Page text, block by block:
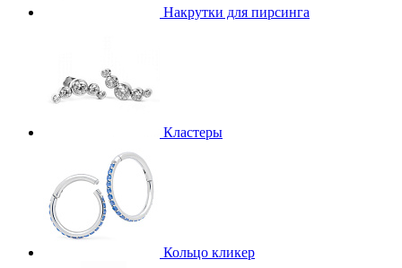
Накрутки для пирсинга
Кластеры
Кольцо кликер